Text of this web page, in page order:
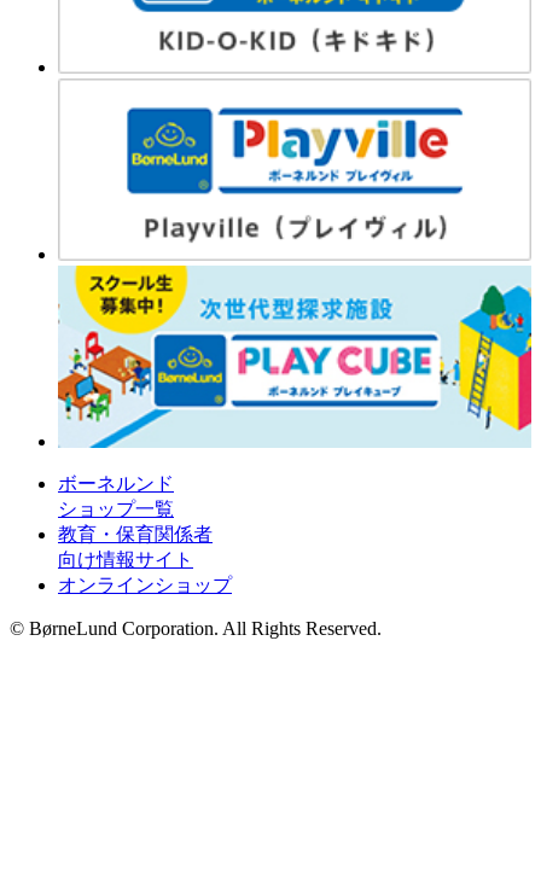
ボーネルンド
ショップ一覧
教育・保育関係者
向け情報サイト
オンラインショップ
© BørneLund Corporation. All Rights Reserved.